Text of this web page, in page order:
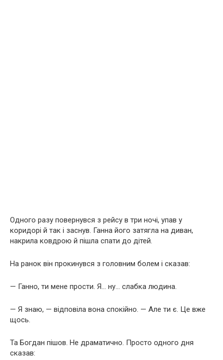
Одного разу повернувся з рейсу в три ночі, упав у
коридорі й так і заснув. Ганна його затягла на диван,
накрила ковдрою й пішла спати до дітей.
На ранок він прокинувся з головним болем і сказав:
— Ганно, ти мене прости. Я… ну… слабка людина.
— Я знаю, — відповіла вона спокійно. — Але ти є. Це вже
щось.
Та Богдан пішов. Не драматично. Просто одного дня
сказав: